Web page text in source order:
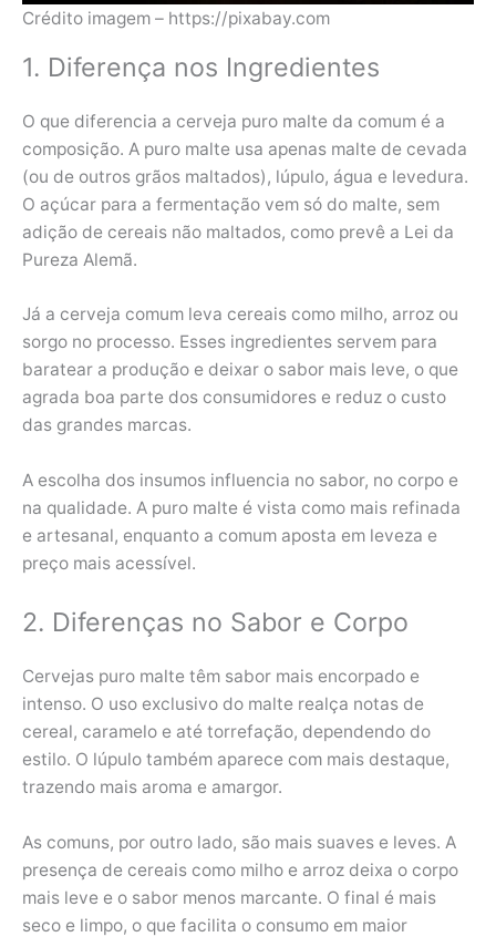
Crédito imagem – https://pixabay.com
1. Diferença nos Ingredientes
O que diferencia a cerveja puro malte da comum é a
composição. A puro malte usa apenas malte de cevada
(ou de outros grãos maltados), lúpulo, água e levedura.
O açúcar para a fermentação vem só do malte, sem
adição de cereais não maltados, como prevê a Lei da
Pureza Alemã.
Já a cerveja comum leva cereais como milho, arroz ou
sorgo no processo. Esses ingredientes servem para
baratear a produção e deixar o sabor mais leve, o que
agrada boa parte dos consumidores e reduz o custo
das grandes marcas.
A escolha dos insumos influencia no sabor, no corpo e
na qualidade. A puro malte é vista como mais refinada
e artesanal, enquanto a comum aposta em leveza e
preço mais acessível.
2. Diferenças no Sabor e Corpo
Cervejas puro malte têm sabor mais encorpado e
intenso. O uso exclusivo do malte realça notas de
cereal, caramelo e até torrefação, dependendo do
estilo. O lúpulo também aparece com mais destaque,
trazendo mais aroma e amargor.
As comuns, por outro lado, são mais suaves e leves. A
presença de cereais como milho e arroz deixa o corpo
mais leve e o sabor menos marcante. O final é mais
seco e limpo, o que facilita o consumo em maior